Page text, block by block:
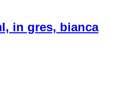
in gres, bianca